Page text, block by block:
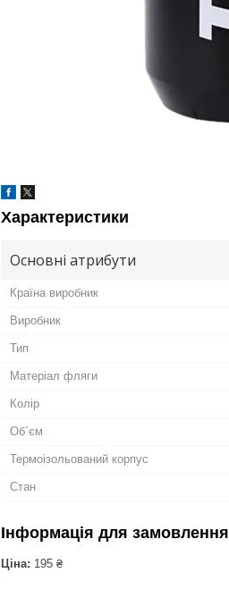
Характеристики
Основні атрибути
Країна виробник
Виробник
Тип
Матеріал фляги
Колір
Об`єм
Термоізольований корпус
Стан
Інформація для замовлення
Ціна: 195 ₴